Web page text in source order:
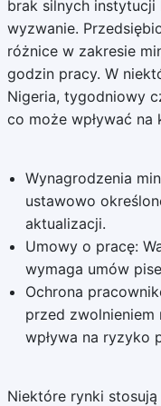
brak silnych
wyzwanie.
różnice w zakresie
godzin pracy. W
Nigeria, tygodniowy
co może wpływać
Wynagrodzenia
ustawowo
aktualizacji.
Umowy o pracę:
wymaga umów
Ochrona
przed
wpływa na ryzyko
Niektóre rynki